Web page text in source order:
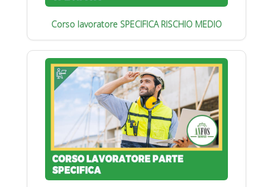
Corso lavoratore SPECIFICA RISCHIO MEDIO